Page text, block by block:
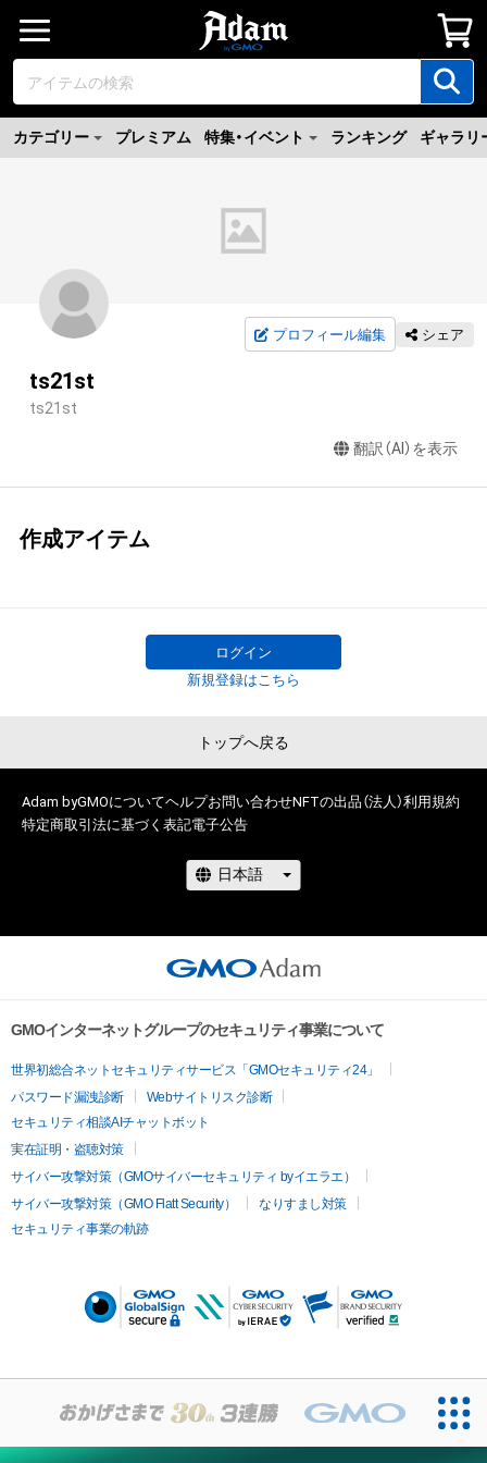
カテゴリー プレミアム 特集・イベント ランキング ギャラリ
プロフィール編集 シェア
ts21st
ts21st
翻訳（AI）を表示
作成アイテム
ログイン
新規登録はこちら
トップへ戻る
Adam byGMOについてヘルプお問い合わせNFTの出品（法人）利用規約
特定商取引法に基づく表記電子公告
GMOインターネットグループのセキュリティ事業について
世界初総合ネットセキュリティサービス「GMOセキュリティ24」
パスワード漏洩診断
Webサイトリスク診断
セキュリティ相談AIチャットボット
実在証明・盗聴対策
サイバー攻撃対策（GMOサイバーセキュリティ byイエラエ）
サイバー攻撃対策（GMO Flatt Security）
なりすまし対策
セキュリティ事業の軌跡